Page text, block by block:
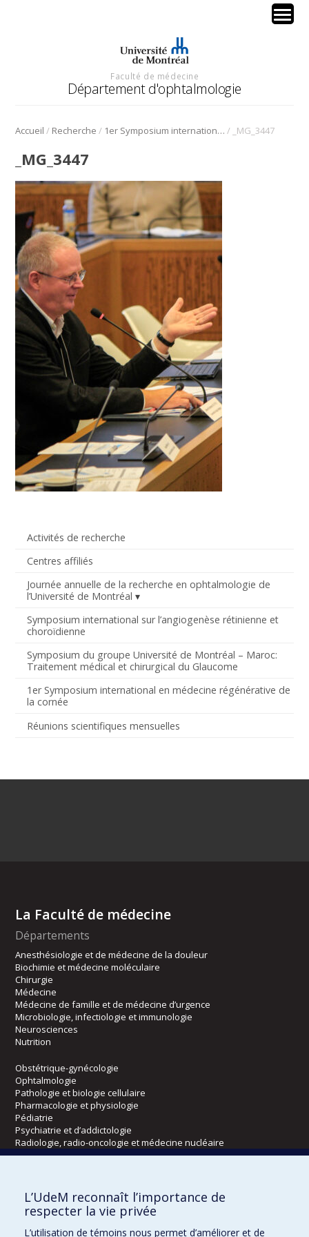
Faculté de médecine
Département d'ophtalmologie
Accueil / Recherche / 1er Symposium international en médecine régénérative de la cornée / _MG_3447
Activités de recherche
Centres affiliés
Journée annuelle de la recherche en ophtalmologie de
l’Université de Montréal
Symposium international sur l’angiogenèse rétinienne et
choroïdienne
Symposium du groupe Université de Montréal – Maroc:
Traitement médical et chirurgical du Glaucome
1er Symposium international en médecine régénérative de
la cornée
Réunions scientifiques mensuelles
_MG_3447
La Faculté de médecine
Départements
Anesthésiologie et de médecine de la douleur
Biochimie et médecine moléculaire
Chirurgie
Médecine
Médecine de famille et de médecine d’urgence
Microbiologie, infectiologie et immunologie
Neurosciences
Nutrition
Obstétrique-gynécologie
Ophtalmologie
Pathologie et biologie cellulaire
Pharmacologie et physiologie
Pédiatrie
Psychiatrie et d’addictologie
Radiologie, radio-oncologie et médecine nucléaire
Écoles
Kinésiologie et des sciences de l’activité physique
Orthophonie et audiologie
Réadaptation
L’UdeM reconnaît l’importance de
respecter la vie privée
L’utilisation de témoins nous permet d’améliorer et de